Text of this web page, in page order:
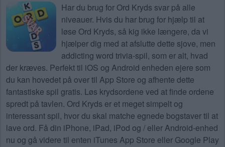
Har du brug for Ord Kryds svar på alle
niveauer. Hvis du har brug for hjælp til at
løse Ord Kryds, så kig ikke længere, da vi
hjælper dig med at afslutte dette sjove, men
addicting word trivia-spil, som er alt, hvad
der kræves. Perfekt til iOS og Android enheden ejere som
du kan hovedet på over til App Store og afhente dette
fantastiske spil gratis. Løs krydsordene ved at finde ordene
spredt på tavlen. Ord Kryds er et meget simpelt og
interessant spil, hvor du skal matche egnede bogstaver til at
lave ord. Få din iPhone, iPad, iPod og / eller Android-enhed
nu og gå videre til enten iTunes App Store eller Google Play